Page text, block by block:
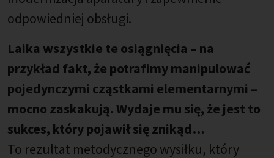
odpowiedniej obsługi.
Laika wszystkie te osiągnięcia – na
przykład fakt, że potrafimy manipulować
pojedynczymi cząstkami elementarnymi –
mocno zaskakują. Wydaje mu się, że jest to
sukces, który pojawił się znikąd…
To rezultat metodycznego wysiłku, który